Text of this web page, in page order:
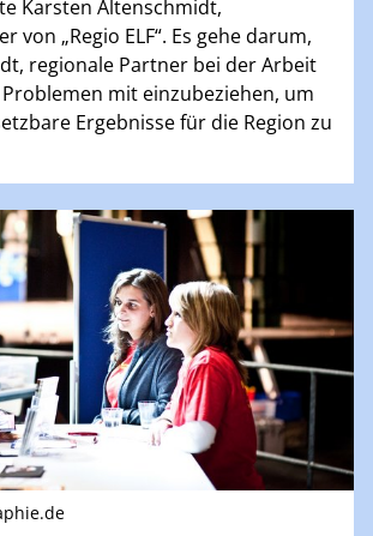
Karsten Altenschmidt,
von „Regio ELF“. Es gehe darum,
regionale Partner bei der Arbeit
mit einzubeziehen, um
Ergebnisse für die Region zu